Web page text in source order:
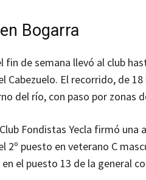
Bogarra
fin de semana llevó al club
Cabezuelo. El recorrido, de
del río, con paso por zonas
Fondistas Yecla firmó
2º puesto en veterano C
el puesto 13 de la general